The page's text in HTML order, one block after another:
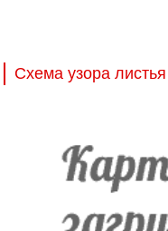
Схема узора листья